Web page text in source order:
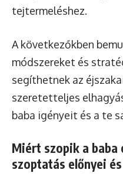
tejtermeléshez.
A következőkben
módszereket és
segíthetnek az
szeretetteljes
baba igényeit és a te
Miért szopik a baba
szoptatás előnyei